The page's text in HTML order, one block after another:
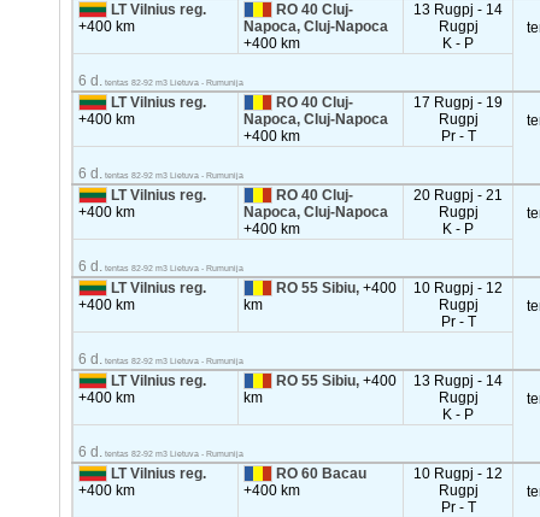
LT Vilnius reg.
+400 km
RO 40 Cluj-
Napoca, Cluj-Napoca
+400 km
13 Rugpj - 14
Rugpj
K - P
6 d. tentas 82-92 m3 Lietuva - Rumunija
LT Vilnius reg.
+400 km
RO 40 Cluj-
Napoca, Cluj-Napoca
+400 km
17 Rugpj - 19
Rugpj
Pr - T
6 d. tentas 82-92 m3 Lietuva - Rumunija
LT Vilnius reg.
+400 km
RO 40 Cluj-
Napoca, Cluj-Napoca
+400 km
20 Rugpj - 21
Rugpj
K - P
6 d. tentas 82-92 m3 Lietuva - Rumunija
LT Vilnius reg.
+400 km
RO 55 Sibiu,+400
km
10 Rugpj - 12
Rugpj
Pr - T
6 d. tentas 82-92 m3 Lietuva - Rumunija
LT Vilnius reg.
+400 km
RO 55 Sibiu,+400
km
13 Rugpj - 14
Rugpj
K - P
6 d. tentas 82-92 m3 Lietuva - Rumunija
LT Vilnius reg.
+400 km
RO 60 Bacau
+400 km
10 Rugpj - 12
Rugpj
Pr - T